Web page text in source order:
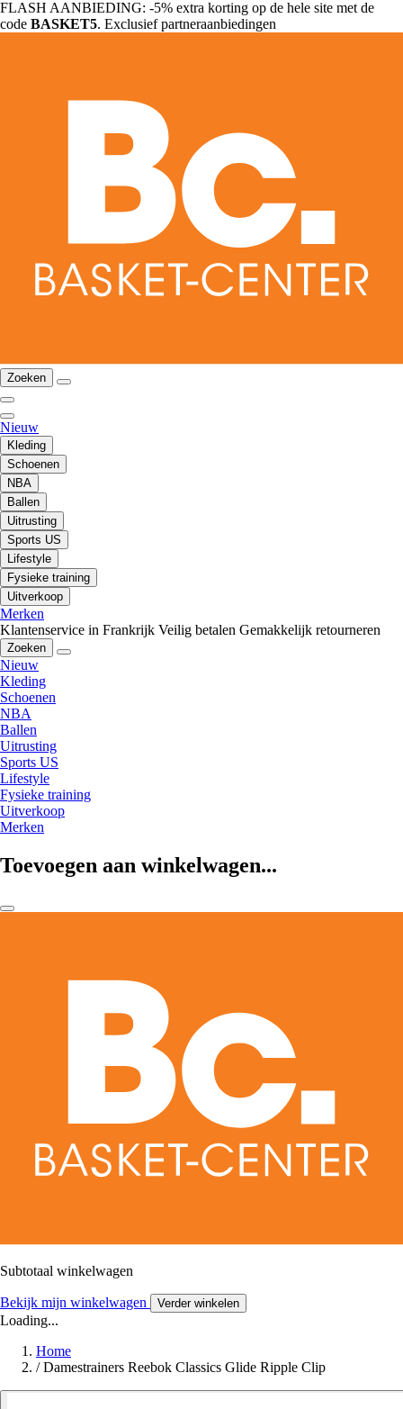
FLASH AANBIEDING: -5% extra korting op de hele site met de
code BASKET5. Exclusief partneraanbiedingen
Zoeken
Nieuw
Kleding
Schoenen
NBA
Ballen
Uitrusting
Sports US
Lifestyle
Fysieke training
Uitverkoop
Merken
Klantenservice in Frankrijk Veilig betalen Gemakkelijk retourneren
Zoeken
Nieuw
Kleding
Schoenen
NBA
Ballen
Uitrusting
Sports US
Lifestyle
Fysieke training
Uitverkoop
Merken
Toevoegen aan winkelwagen...
Subtotaal winkelwagen
Bekijk mijn winkelwagen Verder winkelen
Loading...
Home
/ Damestrainers Reebok Classics Glide Ripple Clip